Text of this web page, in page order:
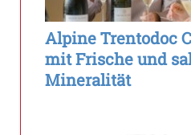
Alpine Trentodoc
mit Frische und
Mineralität